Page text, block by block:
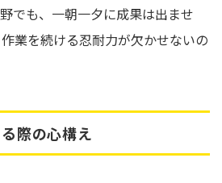
でも、一朝一夕に成果は出ませ
業を続ける忍耐力が欠かせないの
際の心構え